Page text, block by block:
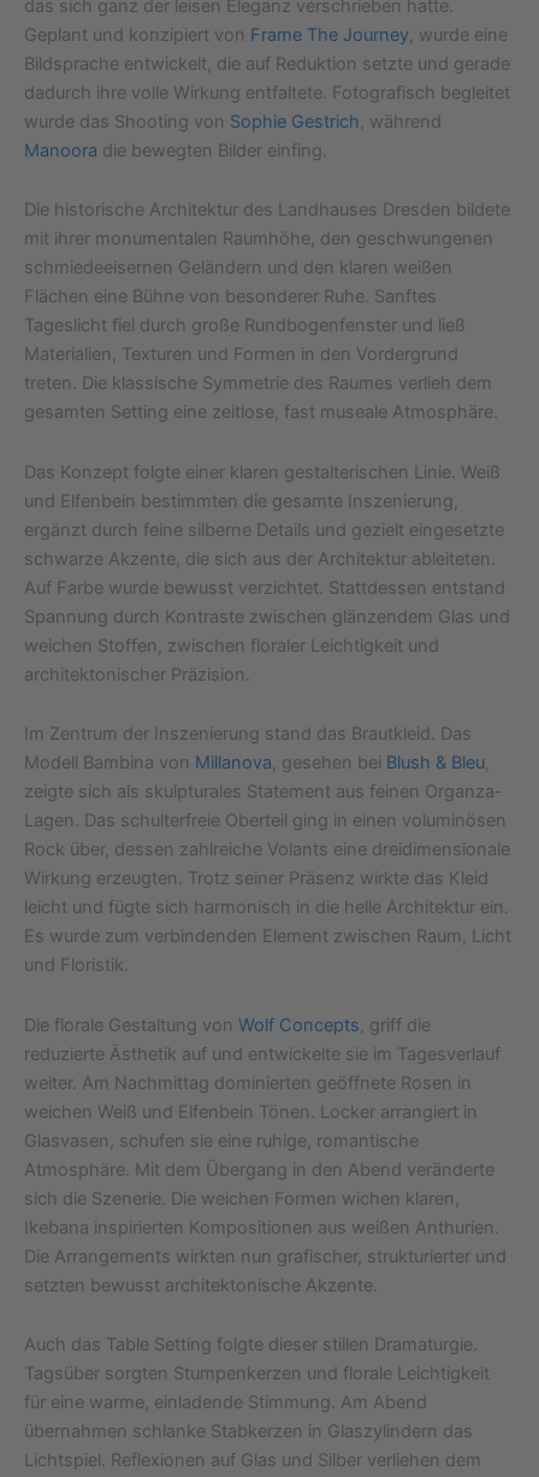
das sich ganz der leisen Eleganz verschrieben hatte.
Geplant und konzipiert von Frame The Journey , wurde eine
Bildsprache entwickelt, die auf Reduktion setzte und gerade
dadurch ihre volle Wirkung entfaltete. Fotografisch begleitet
wurde das Shooting von Sophie Gestrich , während
Manoora die bewegten Bilder einfing.
Die historische Architektur des Landhauses Dresden bildete
mit ihrer monumentalen Raumhöhe, den geschwungenen
schmiedeeisernen Geländern und den klaren weißen
Flächen eine Bühne von besonderer Ruhe. Sanftes
Tageslicht fiel durch große Rundbogenfenster und ließ
Materialien, Texturen und Formen in den Vordergrund
treten. Die klassische Symmetrie des Raumes verlieh dem
gesamten Setting eine zeitlose, fast museale Atmosphäre.
Das Konzept folgte einer klaren gestalterischen Linie. Weiß
und Elfenbein bestimmten die gesamte Inszenierung,
ergänzt durch feine silberne Details und gezielt eingesetzte
schwarze Akzente, die sich aus der Architektur ableiteten.
Auf Farbe wurde bewusst verzichtet. Stattdessen entstand
Spannung durch Kontraste zwischen glänzendem Glas und
weichen Stoffen, zwischen floraler Leichtigkeit und
architektonischer Präzision.
Im Zentrum der Inszenierung stand das Brautkleid. Das
Modell Bambina von Millanova, gesehen bei Blush & Bleu,
zeigte sich als skulpturales Statement aus feinen Organza-
Lagen. Das schulterfreie Oberteil ging in einen voluminösen
Rock über, dessen zahlreiche Volants eine dreidimensionale
Wirkung erzeugten. Trotz seiner Präsenz wirkte das Kleid
leicht und fügte sich harmonisch in die helle Architektur ein.
Es wurde zum verbindenden Element zwischen Raum, Licht
und Floristik.
Die florale Gestaltung von Wolf Concepts, griff die
reduzierte Ästhetik auf und entwickelte sie im Tagesverlauf
weiter. Am Nachmittag dominierten geöffnete Rosen in
weichen Weiß und Elfenbein Tönen. Locker arrangiert in
Glasvasen, schufen sie eine ruhige, romantische
Atmosphäre. Mit dem Übergang in den Abend veränderte
sich die Szenerie. Die weichen Formen wichen klaren,
Ikebana inspirierten Kompositionen aus weißen Anthurien.
Die Arrangements wirkten nun grafischer, strukturierter und
setzten bewusst architektonische Akzente.
Auch das Table Setting folgte dieser stillen Dramaturgie.
Tagsüber sorgten Stumpenkerzen und florale Leichtigkeit
für eine warme, einladende Stimmung. Am Abend
übernahmen schlanke Stabkerzen in Glaszylindern das
Lichtspiel. Reflexionen auf Glas und Silber verliehen dem